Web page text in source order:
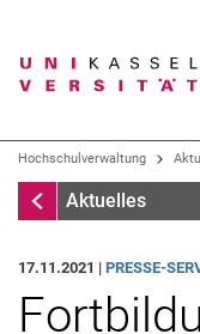
Suchbegriff
Suchmaschine
Hochschulverwaltung
Aktuelles
Aktuelles
17.11.2021 | PRESSE-